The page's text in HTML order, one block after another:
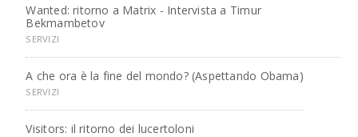
Wanted: ritorno a Matrix - Intervista a Timur
Bekmambetov
SERVIZI
A che ora è la fine del mondo? (Aspettando Obama)
SERVIZI
Visitors: il ritorno dei lucertoloni